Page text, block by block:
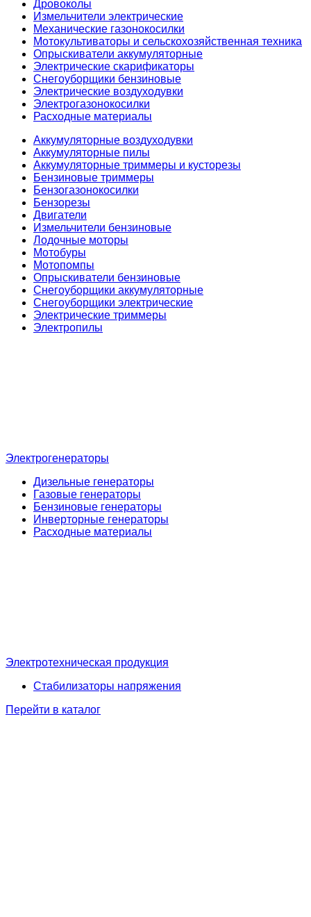
Дровоколы
Измельчители электрические
Механические газонокосилки
Мотокультиваторы и сельскохозяйственная техника
Опрыскиватели аккумуляторные
Электрические скарификаторы
Снегоуборщики бензиновые
Электрические воздуходувки
Электрогазонокосилки
Расходные материалы
Аккумуляторные воздуходувки
Аккумуляторные пилы
Аккумуляторные триммеры и кусторезы
Бензиновые триммеры
Бензогазонокосилки
Бензорезы
Двигатели
Измельчители бензиновые
Лодочные моторы
Мотобуры
Мотопомпы
Опрыскиватели бензиновые
Снегоуборщики аккумуляторные
Снегоуборщики электрические
Электрические триммеры
Электропилы
Электрогенераторы
Дизельные генераторы
Газовые генераторы
Бензиновые генераторы
Инверторные генераторы
Расходные материалы
Электротехническая продукция
Стабилизаторы напряжения
Перейти в каталог